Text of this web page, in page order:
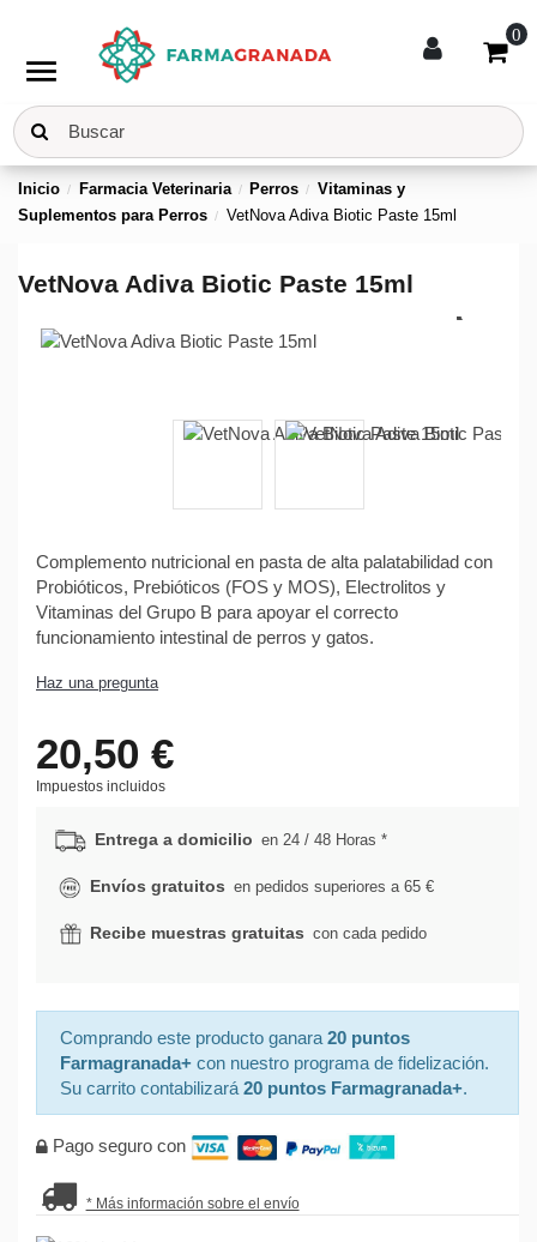
menu
0
Inicio Farmacia Veterinaria Perros
Vitaminas y
Suplementos para Perros
VetNova Adiva Biotic Paste 15ml
VetNova Adiva Biotic Paste 15ml
Complemento nutricional en pasta de alta palatabilidad con
Probióticos, Prebióticos (FOS y MOS), Electrolitos y
Vitaminas del Grupo B para apoyar el correcto
funcionamiento intestinal de perros y gatos.
Haz una pregunta
20,50 €
Impuestos incluidos
Entrega a domicilio en 24 / 48 Horas *
Envíos gratuitos en pedidos superiores a 65 €
Recibe muestras gratuitas con cada pedido
Comprando este producto ganara 20 puntos
Farmagranada+con nuestro programa de fidelización.
Su carrito contabilizará 20 puntos Farmagranada+.
Pago seguro con
* Más información sobre el envío